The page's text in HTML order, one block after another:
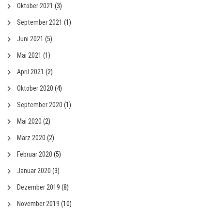
Oktober 2021 (3)
September 2021 (1)
Juni 2021 (5)
Mai 2021 (1)
April 2021 (2)
Oktober 2020 (4)
September 2020 (1)
Mai 2020 (2)
März 2020 (2)
Februar 2020 (5)
Januar 2020 (3)
Dezember 2019 (8)
November 2019 (10)